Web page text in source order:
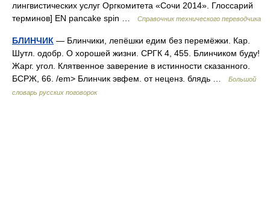
лингвистических услуг Оргкомитета «Сочи 2014». Глоссарий
терминов] EN pancake spin …
Справочник технического переводчика
БЛИНЧИК — Блинчики, лепёшки едим без перемёжки. Кар.
Шутл. одобр. О хорошей жизни. СРГК 4, 455. Блинчиком буду!
Жарг. угол. Клятвенное заверение в истинности сказанного.
БСРЖ, 66. /em> Блинчик эвфем. от неценз. блядь …
Большой
словарь русских поговорок